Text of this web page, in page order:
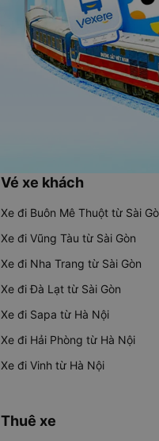
Vé xe khách
Xe đi Buôn Mê Thuột từ Sài
Xe đi Vũng Tàu từ Sài Gòn
Xe đi Nha Trang từ Sài Gòn
Xe đi Đà Lạt từ Sài Gòn
Xe đi Sapa từ Hà Nội
Xe đi Hải Phòng từ Hà Nội
Xe đi Vinh từ Hà Nội
Thuê xe